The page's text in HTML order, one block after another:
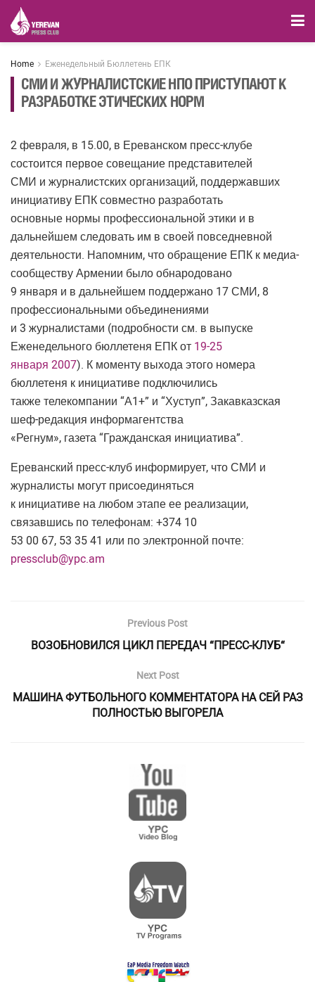
Home Еженедельный Бюллетень ЕПК
СМИ И ЖУРНАЛИСТСКИЕ НПО ПРИСТУПАЮТ К
РАЗРАБОТКЕ ЭТИЧЕСКИХ НОРМ
2 февраля, в 15.00, в Ереванском пресс-клубе
состоится первое совещание представителей
СМИ и журналистских организаций, поддержавших
инициативу ЕПК совместно разработать
основные нормы профессиональной этики и в
дальнейшем следовать им в своей повседневной
деятельности. Напомним, что обращение ЕПК к медиа-
сообществу Армении было обнародовано
9 января и в дальнейшем поддержано 17 СМИ, 8
профессиональными объединениями
и 3 журналистами (подробности см. в выпуске
Еженедельного бюллетеня ЕПК от 19-25
января 2007). К моменту выхода этого номера
бюллетеня к инициативе подключились
также телекомпании “А1+” и “Хуступ”, Закавказская
шеф-редакция информагентства
«Регнум», газета “Гражданская инициатива”.
Ереванский пресс-клуб информирует, что СМИ и
журналисты могут присоединяться
к инициативе на любом этапе ее реализации,
связавшись по телефонам: +374 10
53 00 67, 53 35 41 или по электронной почте:
pressclub@ypc.am
Previous Post
ВОЗОБНОВИЛСЯ ЦИКЛ ПЕРЕДАЧ “ПРЕСС-КЛУБ“
Next Post
МАШИНА ФУТБОЛЬНОГО КОММЕНТАТОРА НА СЕЙ РАЗ
ПОЛНОСТЬЮ ВЫГОРЕЛА